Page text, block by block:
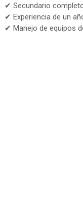
✔ Secundario
✔ Experiencia de un
✔ Manejo de equipos